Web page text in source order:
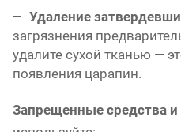
Удаление
загрязнения
удалите сухой тканью —
появления царапин.
Запрещенные средства